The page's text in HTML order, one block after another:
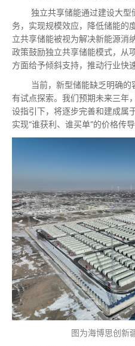
独立共享储能通过建设大型
务，实现规模效应，降低储能的
立共享储能被视为解决新能源消
政策鼓励独立共享储能模式，从
方面给予倾斜支持，推动行业快
当前，新型储能缺乏明确的
有试点探索。我们预期未来三年
设指引下，将逐步完善和建成属
实现“谁获利、谁买单”的价格传导
图为海博思创新